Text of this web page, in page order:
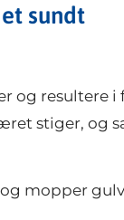
sundt
og resultere i
stiger, og
mopper